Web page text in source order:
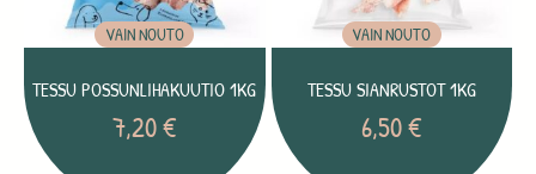
VAIN NOUTO
TESSU POSSUNLIHAKUUTIO 1KG
7,20€
VAIN NOUTO
TESSU SIANRUSTOT 1KG
6,50€